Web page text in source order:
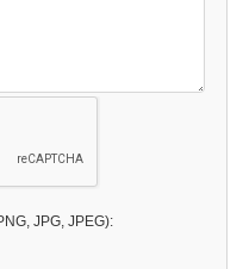
JPG, JPEG):